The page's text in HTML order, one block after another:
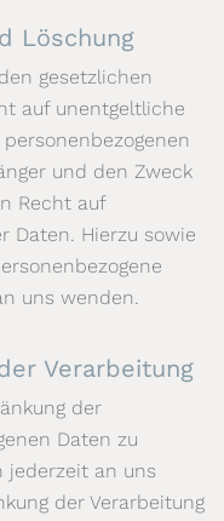
Löschung
gesetzlichen
auf unentgeltliche
und den Zweck
Recht auf
Daten. Hierzu sowie
uns wenden.
Verarbeitung
der
Daten zu
jederzeit an uns
der Verarbeitung